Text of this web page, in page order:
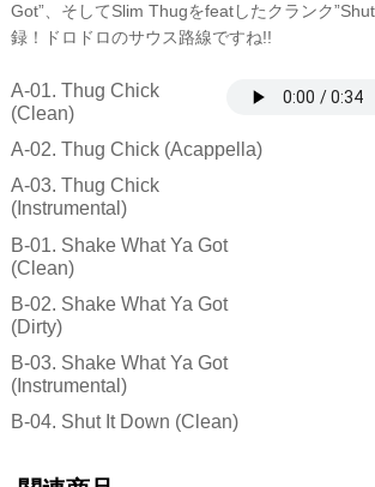
Got”、そしてSlim Thugをfeatしたクランク
録！ドロドロのサウス路線ですね!!
A-01. Thug Chick
(Clean)
A-02. Thug Chick (Acappella)
A-03. Thug Chick
(Instrumental)
B-01. Shake What Ya Got
(Clean)
B-02. Shake What Ya Got
(Dirty)
B-03. Shake What Ya Got
(Instrumental)
B-04. Shut It Down (Clean)